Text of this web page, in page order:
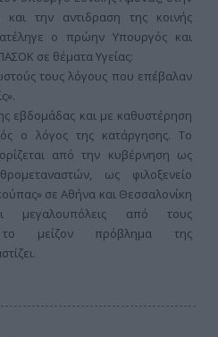
την αντιδραση της κοινής
ο πρώην Υπουργός και
σε θέματα Υγείας:
τους λόγους που επέβαλαν
εβδομάδας και με καθυστέρηση
ο λόγος της κατάργησης. Το
από την κυβέρνηση ως
ως φιλοξενείο
σε Αθήνα και Θεσσαλονίκη
από τους
το μείζον πρόβλημα της